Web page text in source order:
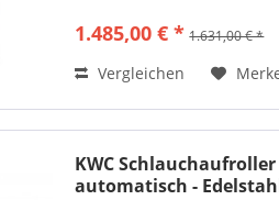
1.485,00 € * 1.631,00 € *
Vergleichen
KWC Schlauchaufroller
automatisch -